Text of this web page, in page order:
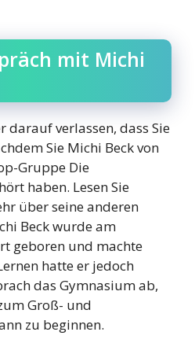
mit Michi
darauf verlassen, dass Sie
Sie Michi Beck von
Gruppe Die
haben. Lesen Sie
über seine anderen
Beck wurde am
geboren und machte
hatte er jedoch
das Gymnasium ab,
Groß- und
zu beginnen.